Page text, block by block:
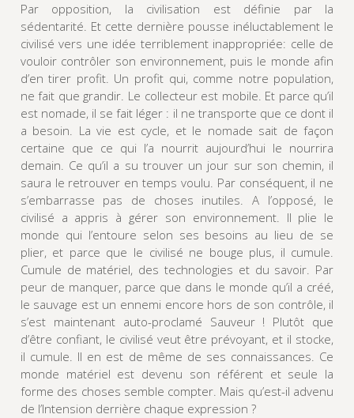
Par opposition, la civilisation est définie par la
sédentarité. Et cette dernière pousse inéluctablement le
civilisé vers une idée terriblement inappropriée: celle de
vouloir contrôler son environnement, puis le monde afin
d’en tirer profit. Un profit qui, comme notre population,
ne fait que grandir. Le collecteur est mobile. Et parce qu’il
est nomade, il se fait léger : il ne transporte que ce dont il
a besoin. La vie est cycle, et le nomade sait de façon
certaine que ce qui l’a nourrit aujourd’hui le nourrira
demain. Ce qu’il a su trouver un jour sur son chemin, il
saura le retrouver en temps voulu. Par conséquent, il ne
s’embarrasse pas de choses inutiles. A l’opposé, le
civilisé a appris à gérer son environnement. Il plie le
monde qui l’entoure selon ses besoins au lieu de se
plier, et parce que le civilisé ne bouge plus, il cumule.
Cumule de matériel, des technologies et du savoir. Par
peur de manquer, parce que dans le monde qu’il a créé,
le sauvage est un ennemi encore hors de son contrôle, il
s’est maintenant auto-proclamé Sauveur ! Plutôt que
d’être confiant, le civilisé veut être prévoyant, et il stocke,
il cumule. Il en est de même de ses connaissances. Ce
monde matériel est devenu son référent et seule la
forme des choses semble compter. Mais qu’est-il advenu
de l’Intension derrière chaque expression ?